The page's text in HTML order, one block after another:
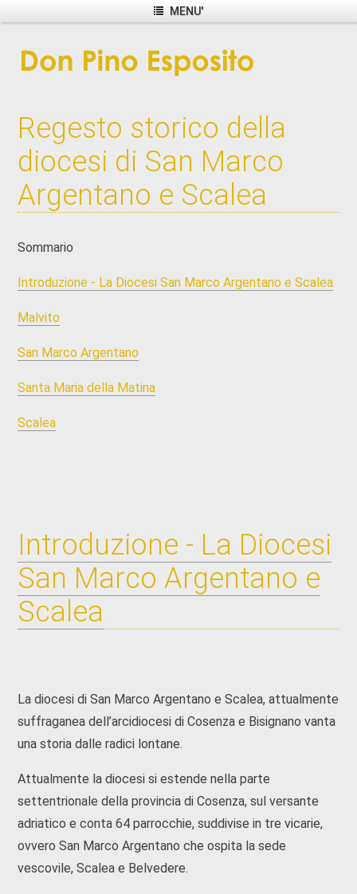
MENU'
Regesto storico della
diocesi di San Marco
Argentano e Scalea
Sommario
Introduzione - La Diocesi San Marco Argentano e Scalea
Malvito
San Marco Argentano
Santa Maria della Matina
Scalea
Introduzione - La Diocesi
San Marco Argentano e
Scalea
La diocesi di San Marco Argentano e Scalea, attualmente
suffraganea dell’arcidiocesi di Cosenza e Bisignano vanta
una storia dalle radici lontane.
Attualmente la diocesi si estende nella parte
settentrionale della provincia di Cosenza, sul versante
adriatico e conta 64 parrocchie, suddivise in tre vicarie,
ovvero San Marco Argentano che ospita la sede
vescovile, Scalea e Belvedere.